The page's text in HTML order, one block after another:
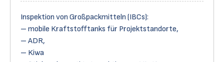
Inspektion von Großpackmitteln (IBCs):
– mobile Kraftstofftanks für Projektstandorte,
– ADR,
– Kiwa